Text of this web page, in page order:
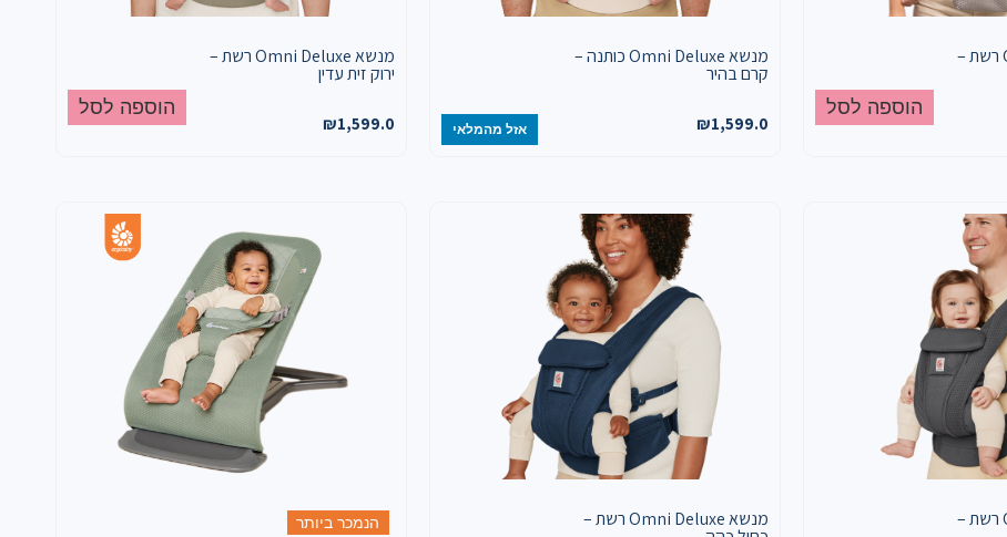
מנשא Omni Deluxe רשת –
הוספה לסל
מנשא Omni Deluxe כותנה –
קרם בהיר
₪1,599.0 אזל מהמלאי
מנשא Omni Deluxe רשת –
ירוק זית עדין
₪1,599.0
הוספה לסל
מנשא Omni Deluxe רשת – מנשא Omni Deluxe רשת – הנמכר ביותר